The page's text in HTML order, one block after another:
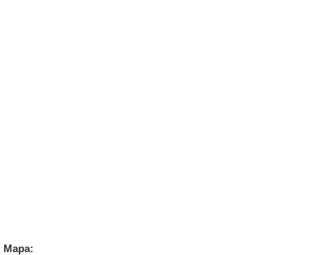
Mapa: